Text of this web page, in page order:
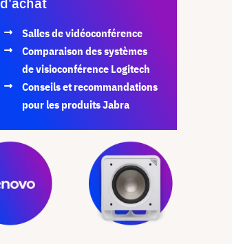
Salles de vidéoconférence
Comparaison des systèmes
de visioconférence Logitech
Conseils et recommandations
pour les produits Jabra